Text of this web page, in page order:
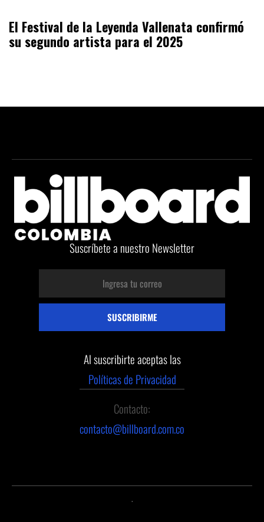
El Festival de la Leyenda Vallenata confirmó
su segundo artista para el 2025
Suscríbete a nuestro Newsletter
Al suscribirte aceptas las
Políticas de Privacidad
Contacto:
contacto@billboard.com.co
.